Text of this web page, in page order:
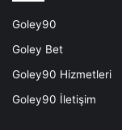
Goley90
Goley Bet
Goley90 Hizmetleri
Goley90 İletişim